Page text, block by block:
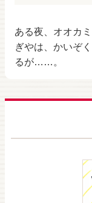
ある夜、オオカ
ぎやは、かいぞ
るが……。